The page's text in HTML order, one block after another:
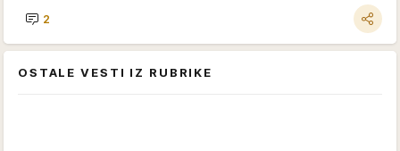
2
OSTALE VESTI IZ RUBRIKE